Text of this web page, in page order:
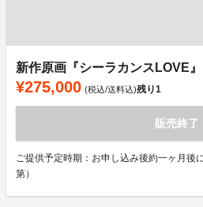
新作原画『シーラカンスLOVE』
¥275,000 (税込/送料込)残り1
販売終了
ご提供予定時期：お申し込み後約一ヶ月後
第）